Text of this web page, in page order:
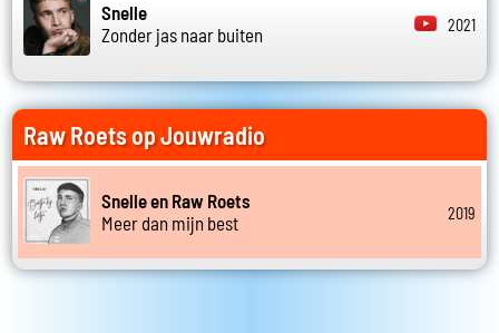
Snelle
Zonder jas naar buiten
2021
Raw Roets op Jouwradio
Snelle en Raw Roets
Meer dan mijn best
2019